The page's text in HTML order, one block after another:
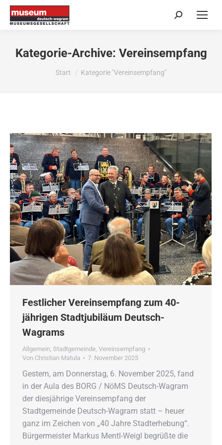
Search:
Kategorie-Archive: Vereinsempfang
Sie befinden sich hier:
Start Kategorie "Vereinsempfang"
Festlicher Vereinsempfang zum 40-
jährigen Stadtjubiläum Deutsch-
Wagrams
Allgemein Stadtgemeinde Vereinsempfang
Von Christian Matula 7. November 2025
Gestern, am Donnerstag, 6. November 2025, fand
in der Aula des BORG / NöMS Deutsch-Wagram
der diesjährige Vereinsempfang der
Stadtgemeinde Deutsch-Wagram statt – heuer
ganz im Zeichen von „40 Jahre Stadterhebung“.
Bürgermeister Markus Mentl-Weigl begrüßte die